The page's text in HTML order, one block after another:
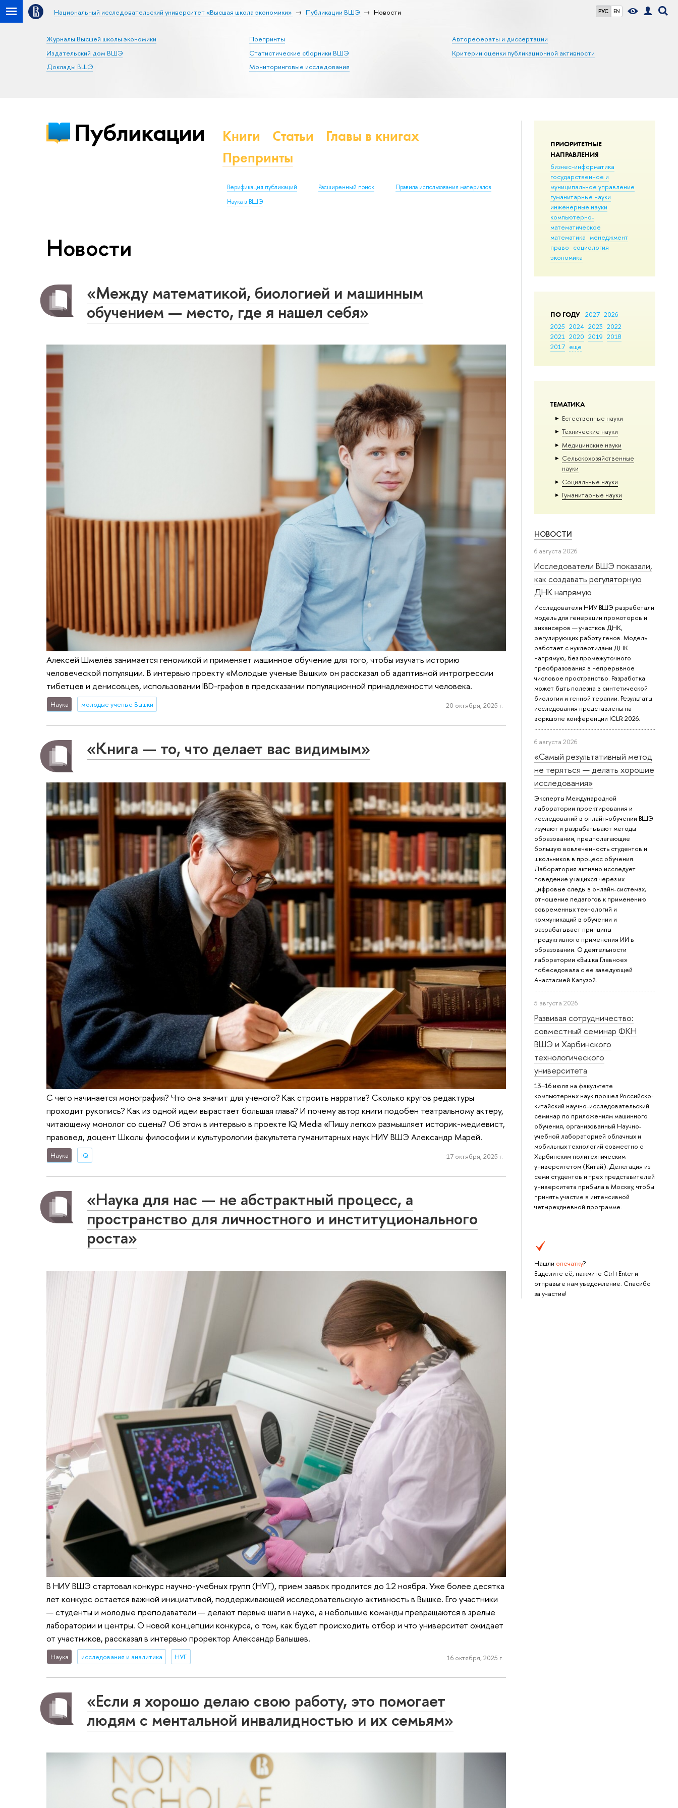
РУС EN
Национальный исследовательский университет «Высшая школа экономики» Публикации ВШЭ Новости
Журналы Высшей школы экономики
Издательский дом ВШЭ
Доклады ВШЭ
Препринты
Статистические сборники ВШЭ
Мониторинговые исследования
Авторефераты и диссертации
Критерии оценки публикационной активности
ПРИОРИТЕТНЫЕ
НАПРАВЛЕНИЯ
бизнес-информатика
государственное и
муниципальное управление
гуманитарные науки
инженерные науки
компьютерно-
математическое
математика менеджмент
право социология
экономика
ПО ГОДУ 2027 2026
2025 2024 2023 2022
2021 2020 2019 2018
2017 еще
ТЕМАТИКА
Естественные науки
Тех­ничес­кие науки
Медицинские науки
Сельскохозяйственные
науки
Социальные науки
Гуманитарные науки
НОВОСТИ
6 августа 2026
Исследователи ВШЭ показали,
как создавать регуляторную
ДНК напрямую
Исследователи НИУ ВШЭ разработали
модель для генерации промоторов и
энхансеров — участков ДНК,
регулирующих работу генов. Модель
работает с нуклеотидами ДНК
напрямую, без промежуточного
преобразования в непрерывное
числовое пространство. Разработка
может быть полезна в синтетической
биологии и генной терапии. Результаты
исследования представлены на
воркшопе конференции ICLR 2026.
6 августа 2026
«Самый результативный метод
не теряться — делать хорошие
исследования»
Эксперты Международной
лаборатории проектирования и
исследований в онлайн-обучении ВШЭ
изучают и разрабатывают методы
образования, предполагающие
большую вовлеченность студентов и
школьников в процесс обучения.
Лаборатория активно исследует
поведение учащихся через их
цифровые следы в онлайн-системах,
отношение педагогов к применению
современных технологий и
коммуникаций в обучении и
разрабатывает принципы
продуктивного применения ИИ в
образовании. О деятельности
лаборатории «Вышка.Главное»
побеседовала с ее заведующей
Анастасией Капузой.
5 августа 2026
Развивая сотрудничество:
совместный семинар ФКН
ВШЭ и Харбинского
технологического
университета
13–16 июля на факультете
компьютерных наук прошел Российско-
китайский научно-исследовательский
семинар по приложениям машинного
обучения, организованный Научно-
учебной лабораторией облачных и
мобильных технологий совместно с
Харбинским политехническим
университетом (Китай). Делегация из
семи студентов и трех представителей
университета прибыла в Москву, чтобы
принять участие в интенсивной
четырехдневной программе.
Нашли опечатку?
Выделите её, нажмите Ctrl+Enter и
отправьте нам уведомление. Спасибо
за участие!
Публикации Книги Статьи
Главы в книгах
Препринты
Верификация публикаций Расширенный поиск
Правила использования материалов
Наука в ВШЭ
Новости
«Между математикой, биологией и машинным
обучением — место, где я нашел себя»
Алексей Шмелёв занимается геномикой и применяет машинное обучение для того, чтобы изучать историю
человеческой популяции. В интервью проекту «Молодые ученые Вышки» он рассказал об адаптивной интрогрессии
тибетцев и денисовцев, использовании IBD-графов в предсказании популяционной принадлежности человека.
Наука молодые ученые Вышки 20 октября, 2025 г.
«Книга — то, что делает вас видимым»
С чего начинается монография? Что она значит для ученого? Как строить нарратив? Сколько кругов редактуры
проходит рукопись? Как из одной идеи вырастает большая глава? И почему автор книги подобен театральному актеру,
читающему монолог со сцены? Об этом в интервью в проекте IQ Media «Пишу легко» размышляет историк-медиевист,
правовед, доцент Школы философии и культурологии факультета гуманитарных наук НИУ ВШЭ Александр Марей.
Наука IQ 17 октября, 2025 г.
«Наука для нас — не абстрактный процесс, а
пространство для личностного и институционального
роста»
В НИУ ВШЭ стартовал конкурс научно-учебных групп (НУГ), прием заявок продлится до 12 ноября. Уже более десятка
лет конкурс остается важной инициативой, поддерживающей исследовательскую активность в Вышке. Его участники
— студенты и молодые преподаватели — делают первые шаги в науке, а небольшие команды превращаются в зрелые
лаборатории и центры. О новой концепции конкурса, о том, как будет происходить отбор и что университет ожидает
от участников, рассказал в интервью проректор Александр Балышев.
Наука исследования и аналитика НУГ 16 октября, 2025 г.
«Если я хорошо делаю свою работу, это помогает
людям с ментальной инвалидностью и их семьям»